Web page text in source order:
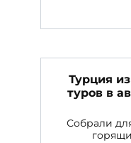
Турция
туров в
Собрали